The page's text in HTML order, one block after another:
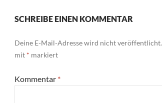
SCHREIBE EINEN KOMMENTAR
Deine E-Mail-Adresse wird nicht veröffentlicht.
mit * markiert
Kommentar *